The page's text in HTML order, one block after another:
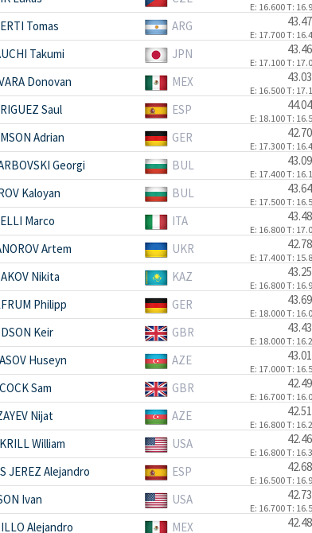
E: 16.600T:
Tomas ARG
E: 17.700T:
Takumi JPN
E: 17.100T:
Donovan MEX
E: 16.500T:
Saul ESP
E: 18.100T:
Adrian GER
E: 17.300T:
Georgi BUL
E: 17.400T:
Kaloyan BUL
E: 17.500T:
Marco ITA
E: 16.800T:
Artem UKR
E: 17.400T:
Nikita KAZ
E: 16.800T:
Philipp GER
E: 18.000T:
Keir GBR
E: 18.000T:
Huseyn AZE
E: 17.000T:
Sam GBR
E: 16.700T:
Nijat AZE
E: 16.800T:
William USA
E: 16.800T:
JEREZ Alejandro ESP
E: 16.500T:
Ivan USA
E: 16.700T:
Alejandro MEX